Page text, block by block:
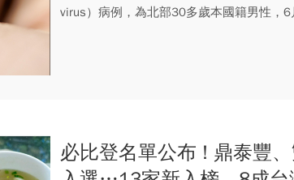
virus）病例，為北部30多歲本國籍男性，
必比登名單公布 ! 鼎泰豐